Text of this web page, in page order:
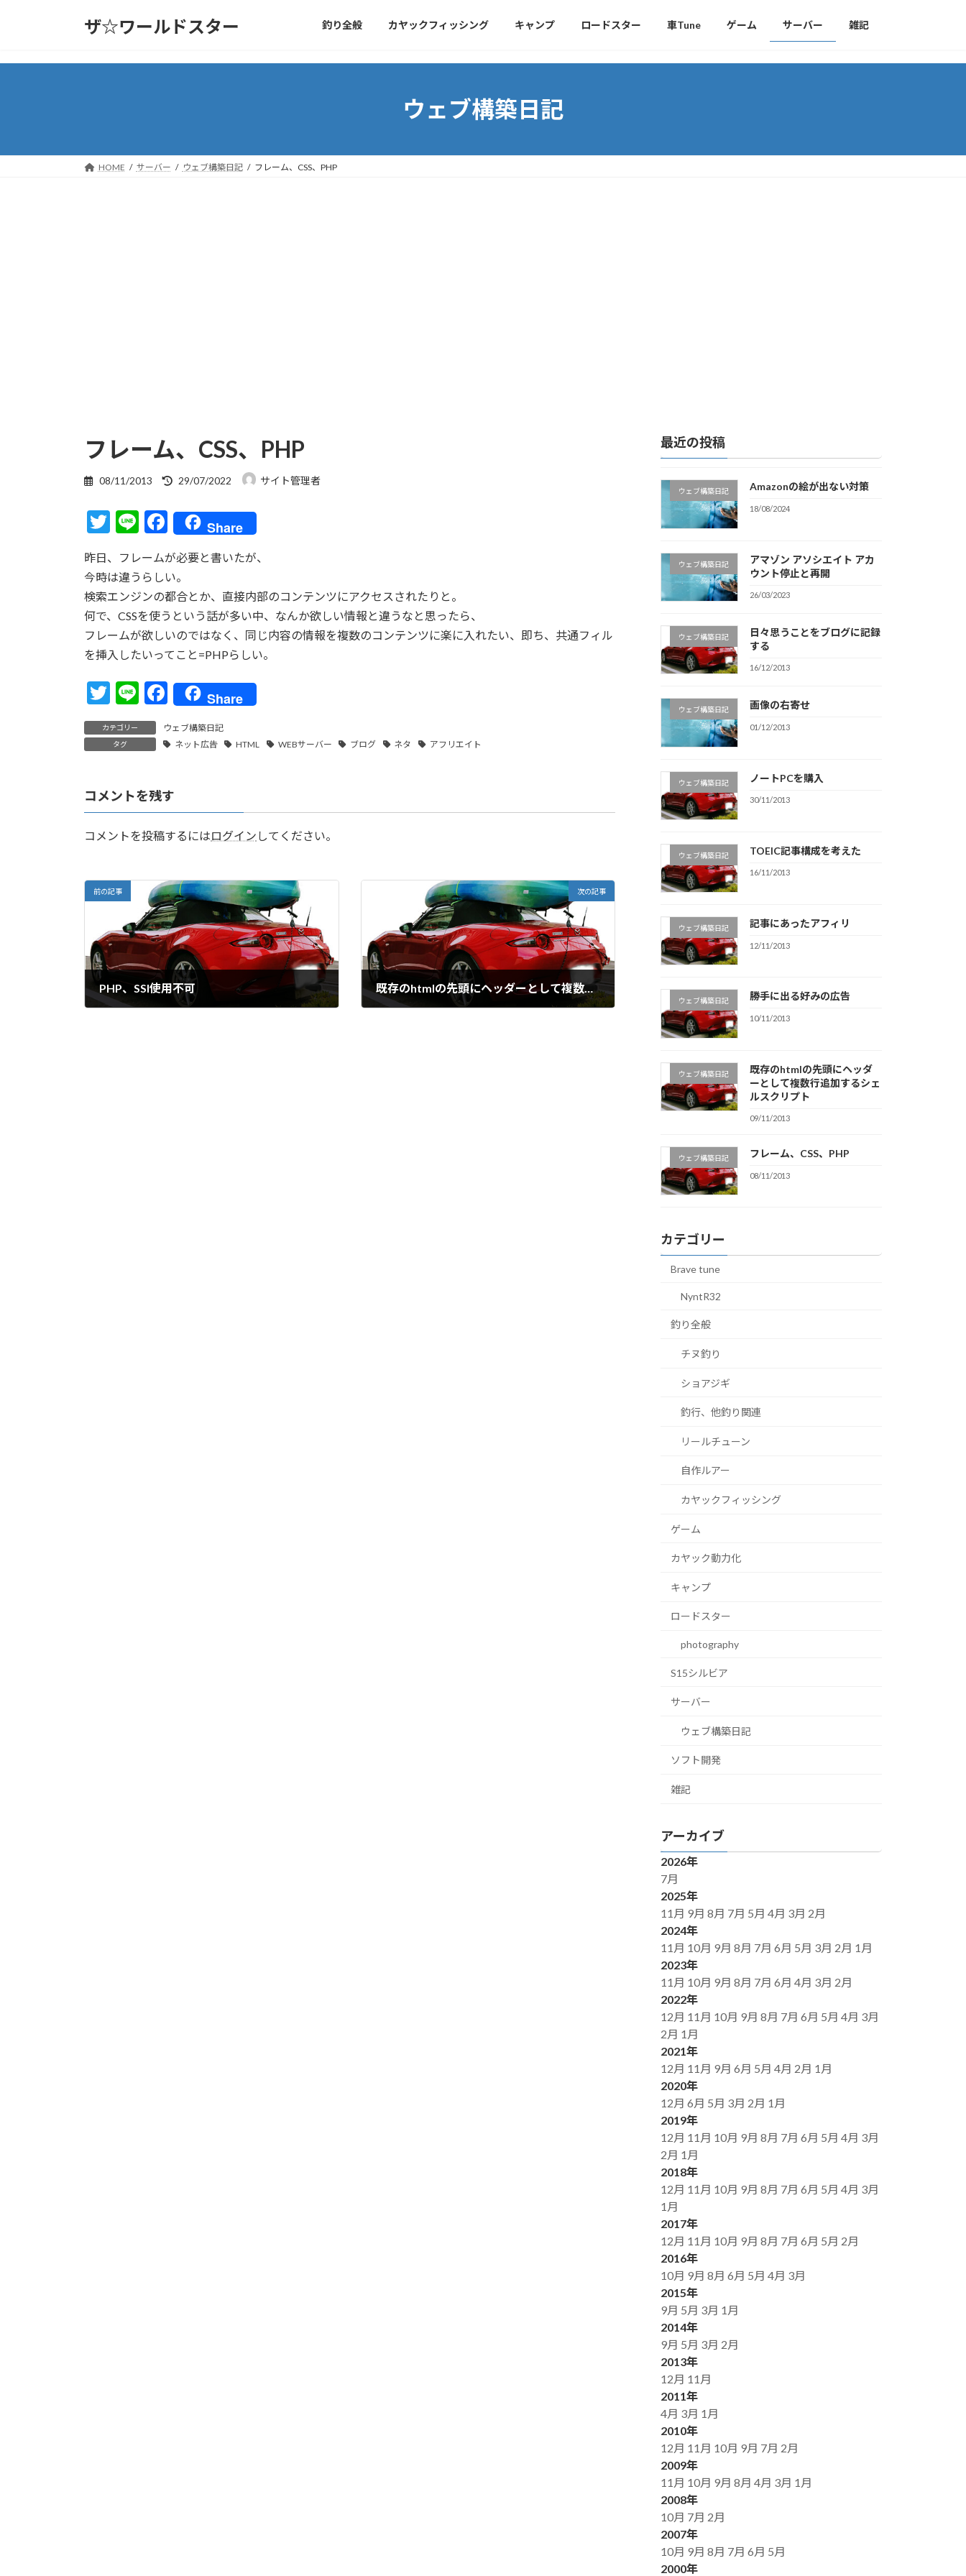
ン
ー
ザ☆ワールドスター 釣り全般 カヤックフィッシング キャンプ ロードスター 車Tune ゲーム サーバー 雑記
ウェブ構築日記
HOME サーバー ウェブ構築日記 フレーム、CSS、PHP
フレーム、CSS、PHP
08/11/2013
最
新
日
時
:
29/07/2022 サイト管理者
T
itt
er
Li
e
F
ac
e
b
o
o
k
Share
昨日、フレームが必要と書いたが、
今時は違うらしい。
検索エンジンの都合とか、直接内部のコンテンツにアクセスされたりと。
何で、CSSを使うという話が多い中、なんか欲しい情報と違うなと思ったら、
フレームが欲しいのではなく、同じ内容の情報を複数のコンテンツに楽に入れたい、即ち、共通フィル
を挿入したいってこと=PHPらしい。
T
w
itt
Li
n
e
F
e
o
o
k
Share
カテゴリー ウェブ構築日記
タグ ネット広告 HTML WEBサーバー ブログ ネタ アフリエイト
コメントを残す
コメントを投稿するにはログイン してください。
前の記事
PHP、SSI使用不可
次の記事
既存のhtmlの先頭にヘッダーとして複数行追加するシェルスクリプト
最近の投稿
ウェブ構築日記 Amazonの絵が出ない対策
18/08/2024
ウェブ構築日記
アマゾン アソシエイト アカ
ウント停止と再開
26/03/2023
ウェブ構築日記
日々思うことをブログに記録
する
16/12/2013
ウェブ構築日記 画像の右寄せ
01/12/2013
ウェブ構築日記 ノートPCを購入
30/11/2013
ウェブ構築日記 TOEIC記事構成を考えた
16/11/2013
ウェブ構築日記 記事にあったアフィリ
12/11/2013
ウェブ構築日記 勝手に出る好みの広告
10/11/2013
ウェブ構築日記
既存のhtmlの先頭にヘッダ
ーとして複数行追加するシェ
ルスクリプト
09/11/2013
ウェブ構築日記 フレーム、CSS、PHP
08/11/2013
カテゴリー
Brave tune
NyntR32
釣り全般
チヌ釣り
ショアジギ
釣行、他釣り関連
リールチューン
自作ルアー
カヤックフィッシング
ゲーム
カヤック動力化
キャンプ
ロードスター
photography
S15シルビア
サーバー
ウェブ構築日記
ソフト開発
雑記
アーカイブ
2026年
7月
2025年
11月 9月8月 7月 5月4月 3月 2月
2024年
11月 10月 9月8月 7月6月 5月 3月 2月 1月
2023年
11月 10月 9月8月 7月6月4月 3月 2月
2022年
12月 11月 10月 9月8月 7月6月 5月4月 3月
2月 1月
2021年
12月 11月 9月6月 5月4月 2月 1月
2020年
12月6月 5月 3月 2月 1月
2019年
12月 11月 10月 9月8月 7月6月 5月4月 3月
2月 1月
2018年
12月 11月 10月 9月8月 7月6月 5月4月 3月
1月
2017年
12月 11月 10月 9月8月 7月6月 5月 2月
2016年
10月 9月8月6月 5月4月 3月
2015年
9月 5月 3月 1月
2014年
9月 5月 3月 2月
2013年
12月 11月
2011年
4月 3月 1月
2010年
12月 11月 10月 9月 7月 2月
2009年
11月 10月 9月8月4月 3月 1月
2008年
10月 7月 2月
2007年
10月 9月8月 7月6月 5月
2000年